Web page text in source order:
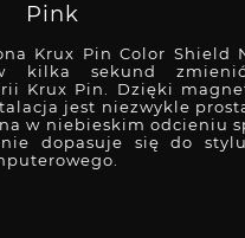
Pink
Krux Pin Color Shield
kilka sekund
Krux Pin. Dzięki
jest niezwykle
w niebieskim odcieniu
dopasuje się do